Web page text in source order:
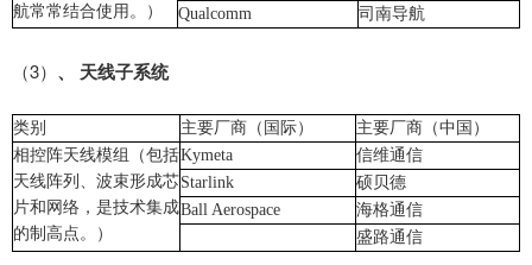
航常常结合使用。）
Qualcomm
司南导航
（3） 、 天线子系统
类别 主要厂商（国际）
主要厂商（中国）
相控阵天线模组
（包括
天线阵列、波束形成芯
片和网络，是技术集成
的制高点。）
Kymeta 信维通信
Starlink
硕贝德
Ball Aerospace
海格通信
盛路通信